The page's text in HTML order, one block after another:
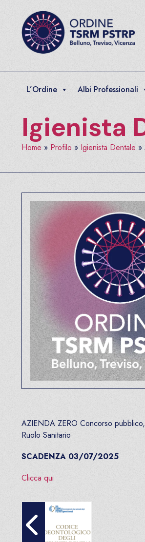
L’Ordine Albi Professionali
Igienista
Home » Profilo » Igienista Dentale »
AZIENDA ZERO Concorso
Ruolo Sanitario
SCADENZA 03/07/2025
Clicca qui
Codice deontologico dell’igienista